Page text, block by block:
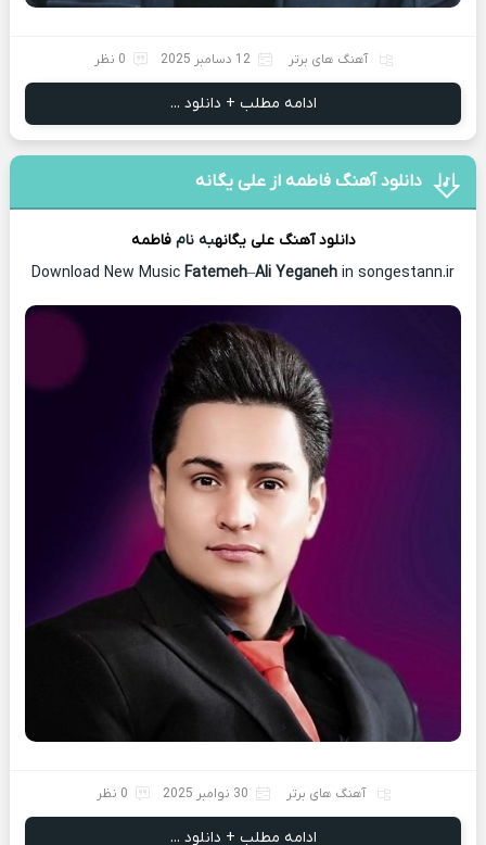
آهنگ های برتر 12 دسامبر 2025 0 نظر
ادامه مطلب + دانلود ...
دانلود آهنگ فاطمه از علی یگانه
دانلود آهنگ علی یگانهبه نامفاطمه
Download New Music Fatemeh–Ali Yeganeh in songestann.ir
آهنگ های برتر 30 نوامبر 2025 0 نظر
ادامه مطلب + دانلود ...